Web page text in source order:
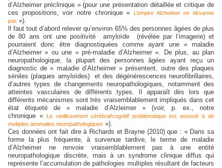
d’Alzheimer préclinique » (pour une présentation détaillée et critique de
ces propositions, voir notre chronique «
L’empire Alzheimer ne désarme
pas »).
Il faut tout d’abord relever qu’environ 65% des personnes âgées de plus
de 80 ans ont une positivité amyloïde (révélée par l’imagerie) et
pourraient donc être diagnostiquées comme ayant une « maladie
d’Alzheimer » ou une « pré-maladie d’Alzheimer ». De plus, au plan
neuropathologique, la plupart des personnes âgées ayant reçu un
diagnostic de « maladie d’Alzheimer » présentent, outre des plaques
séniles (plaques amyloïdes)
et des dégénérescences neurofibrillaires,
d’autres types de changements neuropathologiques, notamment des
atteintes vasculaires de différents types. Il apparaît dès lors que
différents mécanismes sont très vraisemblablement impliqués dans cet
état étiqueté de « maladie d’Alzleimer » (voir, p. ex., notre
chronique «Le vieillissement cérébral/cognitif problématique est associé à de
multiples anomalies neuropathologiques »).
Ces données ont fait dire à Richards et Brayne (2010) que : « Dans sa
forme la plus fréquente, à survenue tardive, le terme de maladie
d’Alzheimer ne renvoie vraisemblablement pas à une entité
neuropathologique discrète, mais à un syndrome clinique diffus qui
représente l’accumulation de pathologies multiples résultant de facteurs